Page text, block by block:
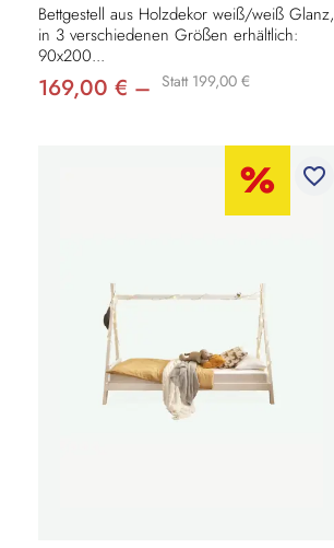
Bettgestell aus Holzdekor weiß/weiß Glanz,
in 3 verschiedenen Größen erhältlich:
90x200...
169,00 € – Statt 199,00 €
favorite_border